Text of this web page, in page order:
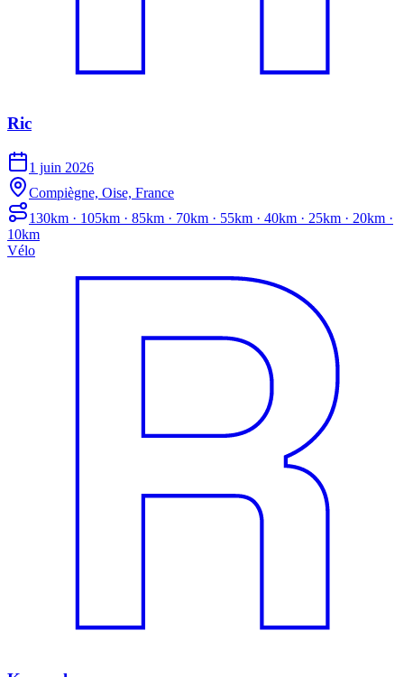
Ric
1 juin 2026
Compiègne, Oise, France
130km · 105km · 85km · 70km · 55km · 40km · 25km · 20km ·
10km
Vélo